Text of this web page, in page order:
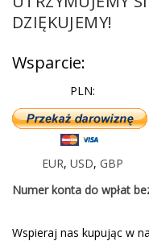
DZIĘKUJEMY!
Wsparcie:
PLN:
EUR, USD, GBP
Numer konta do wpłat
Wspieraj nas kupując w